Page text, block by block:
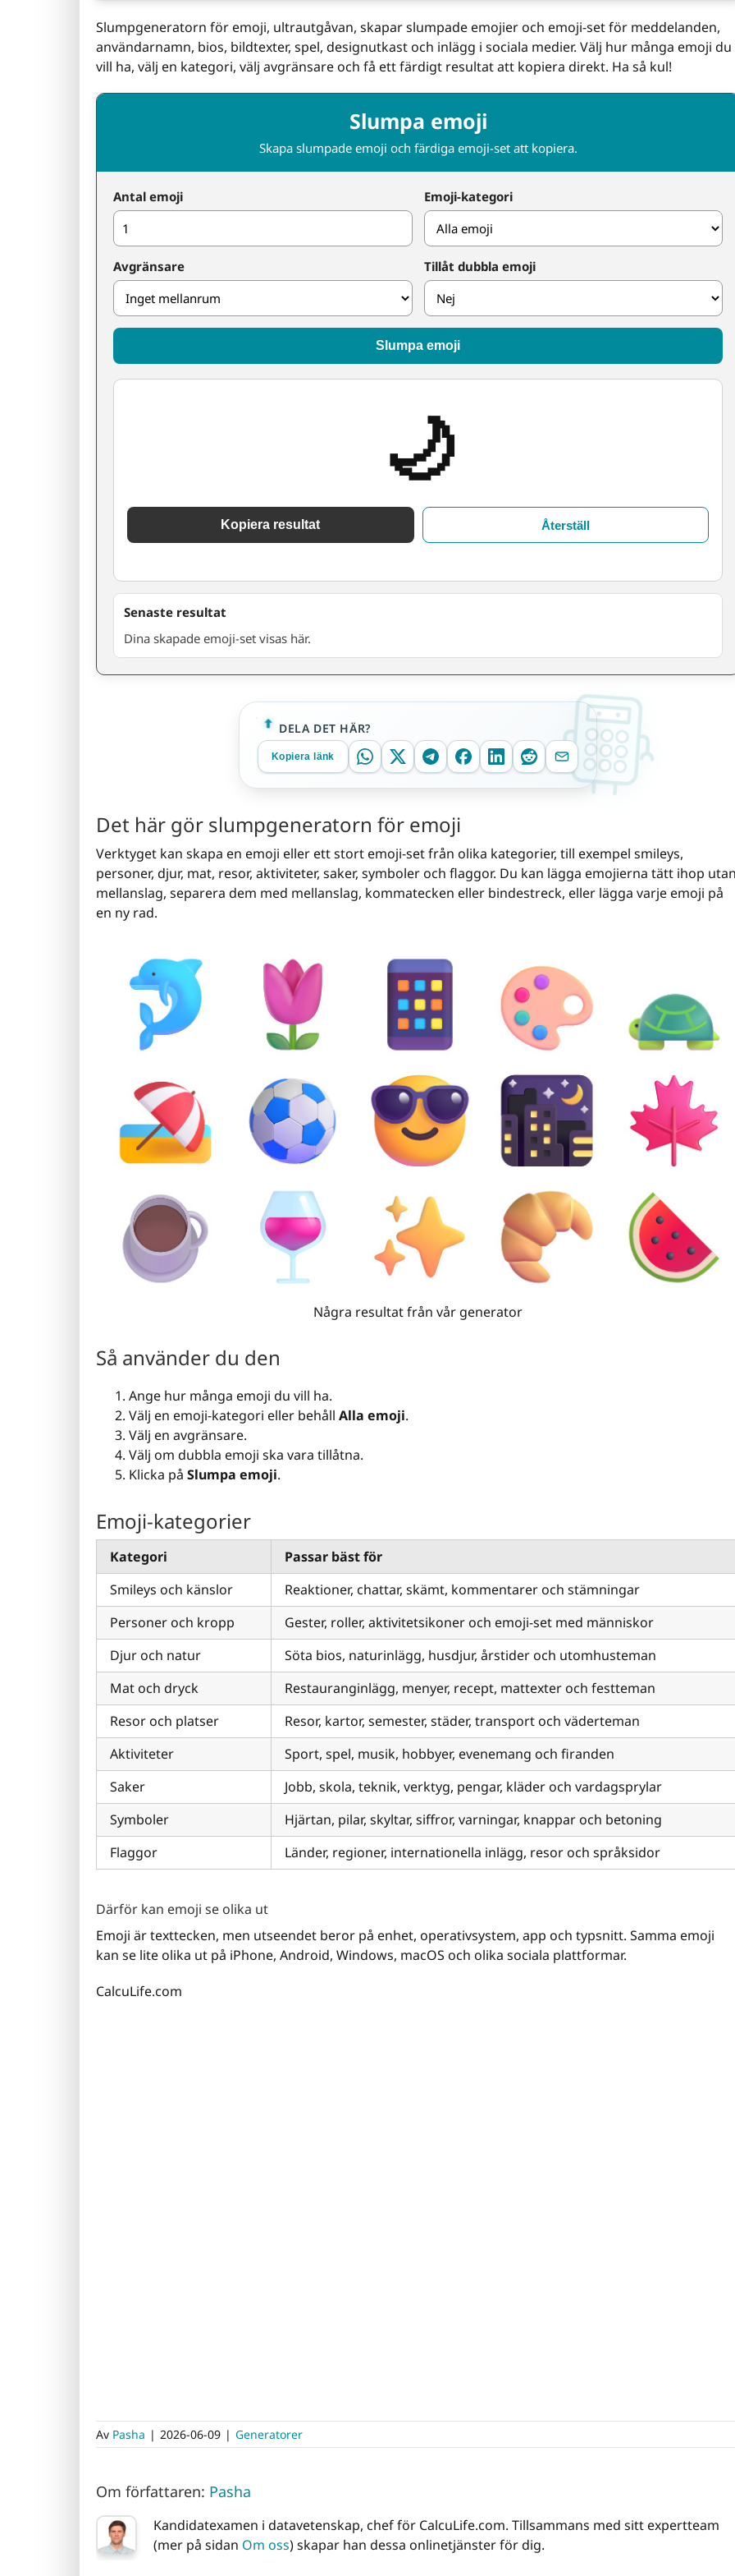
Slumpgeneratorn för emoji, ultrautgåvan, skapar slumpade emojier och emoji-set för meddelanden,
användarnamn, bios, bildtexter, spel, designutkast och inlägg i sociala medier. Välj hur många emoji du
vill ha, välj en kategori, välj avgränsare och få ett färdigt resultat att kopiera direkt. Ha så kul!
Slumpa emoji
Skapa slumpade emoji och färdiga emoji-set att kopiera.
Antal emoji Emoji-kategori
Avgränsare Tillåt dubbla emoji
Slumpa emoji
🌙
Kopiera resultat Återställ
Senaste resultat
Dina skapade emoji-set visas här.
DELA DET HÄR?
Kopiera länk
Det här gör slumpgeneratorn för emoji
Verktyget kan skapa en emoji eller ett stort emoji-set från olika kategorier, till exempel smileys,
personer, djur, mat, resor, aktiviteter, saker, symboler och flaggor. Du kan lägga emojierna tätt ihop
mellanslag, separera dem med mellanslag, kommatecken eller bindestreck, eller lägga varje emoji på
en ny rad.
Några resultat från vår generator
Så använder du den
Ange hur många emoji du vill ha.
Välj en emoji-kategori eller behåll Alla emoji.
Välj en avgränsare.
Välj om dubbla emoji ska vara tillåtna.
Klicka på Slumpa emoji.
Emoji-kategorier
Kategori
Passar bäst för
Smileys och känslor
Reaktioner, chattar, skämt, kommentarer och stämningar
Personer och kropp
Gester, roller, aktivitetsikoner och emoji-set med människor
Djur och natur
Söta bios, naturinlägg, husdjur, årstider och utomhusteman
Mat och dryck
Restauranginlägg, menyer, recept, mattexter och festteman
Resor och platser
Resor, kartor, semester, städer, transport och väderteman
Aktiviteter
Sport, spel, musik, hobbyer, evenemang och firanden
Saker
Jobb, skola, teknik, verktyg, pengar, kläder och vardagsprylar
Symboler
Hjärtan, pilar, skyltar, siffror, varningar, knappar och betoning
Flaggor
Länder, regioner, internationella inlägg, resor och språksidor
Därför kan emoji se olika ut
Emoji är texttecken, men utseendet beror på enhet, operativsystem, app och typsnitt. Samma emoji
kan se lite olika ut på iPhone, Android, Windows, macOS och olika sociala plattformar.
CalcuLife.com
Av Pasha | 2026-06-09 | Generatorer
Om författaren: Pasha
Kandidatexamen i datavetenskap, chef för CalcuLife.com. Tillsammans med sitt expertteam
(mer på sidan Om oss) skapar han dessa onlinetjänster för dig.